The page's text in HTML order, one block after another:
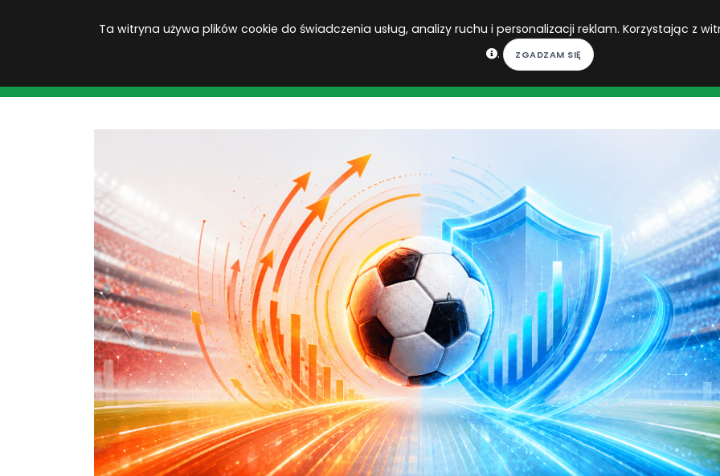
Ta witryna używa plików cookie do świadczenia usług, analizy ruchu i personalizacji reklam. Korzystając z
.